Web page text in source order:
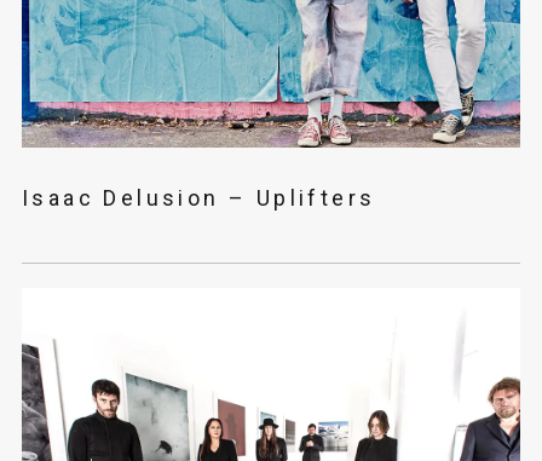
Isaac Delusion – Uplifters